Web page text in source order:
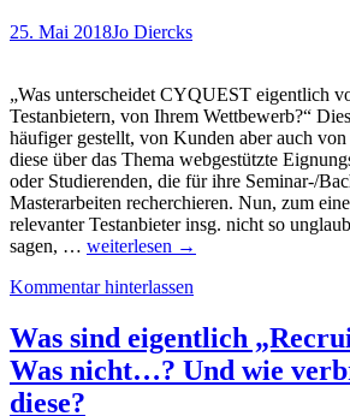
Branding
25. Mai 2018Jo Diercks
„Was unterscheidet CYQUEST eigentlich
Testanbietern, von Ihrem Wettbewerb?“
häufiger gestellt, von Kunden aber auch
diese über das Thema webgestützte
oder Studierenden, die für ihre Seminar-/
Masterarbeiten recherchieren. Nun, zum
relevanter Testanbieter insg. nicht so
sagen, … QualiMatcher
der
of-
the-
Box
weiterlesen →
Kommentar hinterlassen
Was sind eigentlich
Was nicht…? Und wie
diese?